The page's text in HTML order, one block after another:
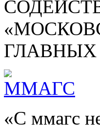
ГЛАВНЫХ
«С ммагс